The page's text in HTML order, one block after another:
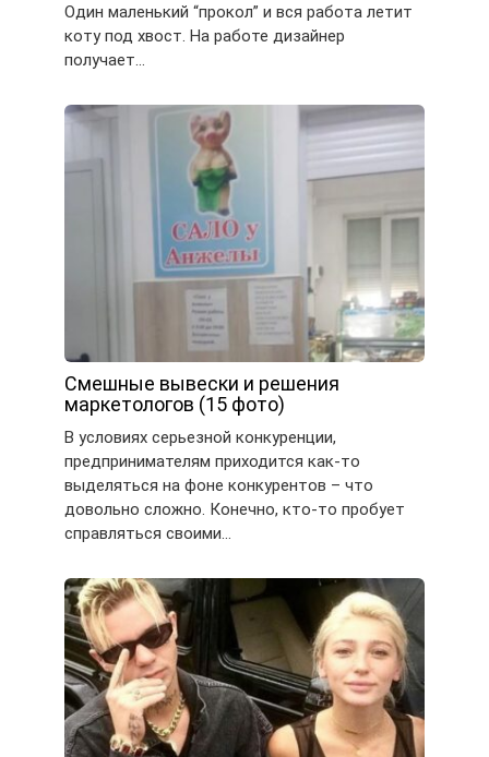
Один маленький “прокол” и вся работа летит
коту под хвост. На работе дизайнер
получает…
Смешные вывески и решения
маркетологов (15 фото)
В условиях серьезной конкуренции,
предпринимателям приходится как-то
выделяться на фоне конкурентов – что
довольно сложно. Конечно, кто-то пробует
справляться своими…